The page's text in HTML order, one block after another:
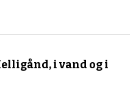
i vand og i